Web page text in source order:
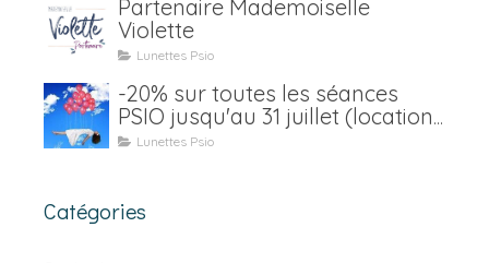
Partenaire Mademoiselle
Violette
Lunettes Psio
-20% sur toutes les séances
PSIO jusqu'au 31 juillet (location
y compris)
Lunettes Psio
Catégories